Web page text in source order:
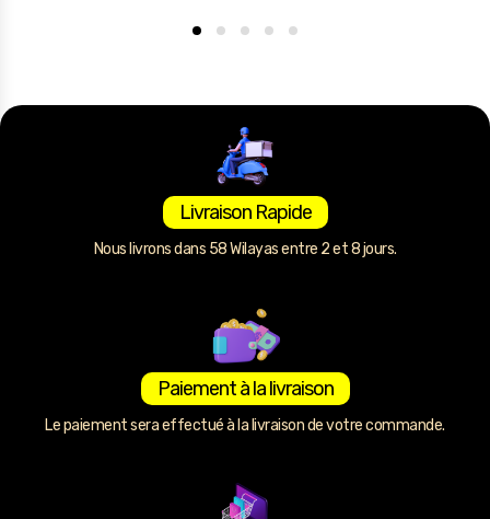
Livraison Rapide
Nous livrons dans 58 Wilayas entre 2 et 8 jours.
Paiement à la livraison
Le paiement sera effectué à la livraison de votre commande.